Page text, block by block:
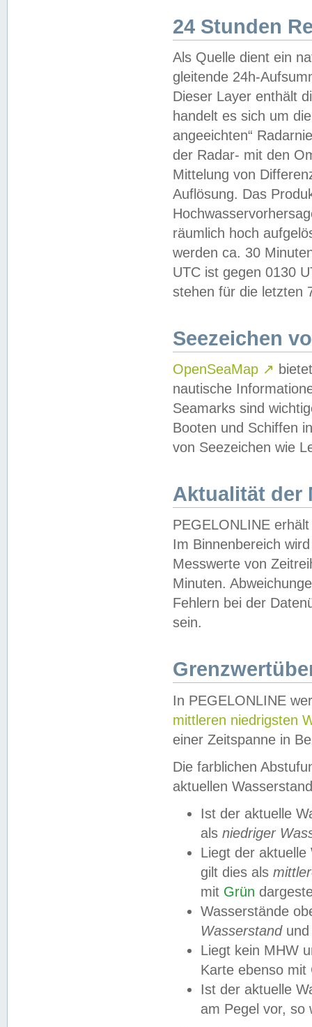
24 Stunden
Als Quelle dient ein
gleitende 24h-
Dieser Layer enthält
handelt es sich um
angeeichten“
der Radar- mit den
Mittelung von
Auflösung. Das
räumlich hoch
werden ca. 30
UTC ist gegen 0130
stehen für die letzten
Seezeichen
OpenSeaMap ↗
nautische
Seamarks sind
Booten und Schiffen
von Seezeichen wie
Aktualität der
PEGELONLINE
Im Binnenbereich
Messwerte von
Minuten.
Fehlern bei der
sein.
In PEGELONLINE
mittleren niedrigsten
einer Zeitspanne in
Die farblichen
aktuellen
Ist der aktuelle
als niedriger
Liegt der
gilt dies als
mit Grün
Wasserstände
Wasserstandund
Liegt kein MHW
Karte ebenso mit
Ist der aktuelle
am Pegel vor,